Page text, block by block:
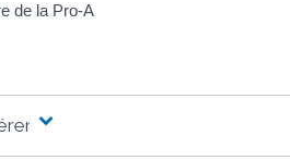
de la Pro-A